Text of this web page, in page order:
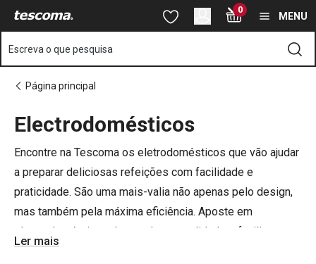
Está na página Eletrodomésticos de cozinha
Saltar para o conteúdo principal
Saltar para a pesquisa
Saltar para a navegação 0
MENU
Escreva o que pesquisa
Página principal
Electrodomésticos
Encontre na Tescoma os eletrodomésticos que vão ajudar
a preparar deliciosas refeições com facilidade e
praticidade. São uma mais-valia não apenas pelo design,
mas também pela máxima eficiência. Aposte em
electrodomésticos de excelente qualidade e facilite o
trabalho na cozinha.
Ler mais